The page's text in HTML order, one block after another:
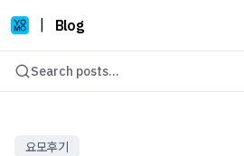
Blog
Search posts...
요모후기